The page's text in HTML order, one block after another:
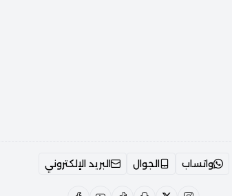
واتساب الجوال البريد الإلكتروني